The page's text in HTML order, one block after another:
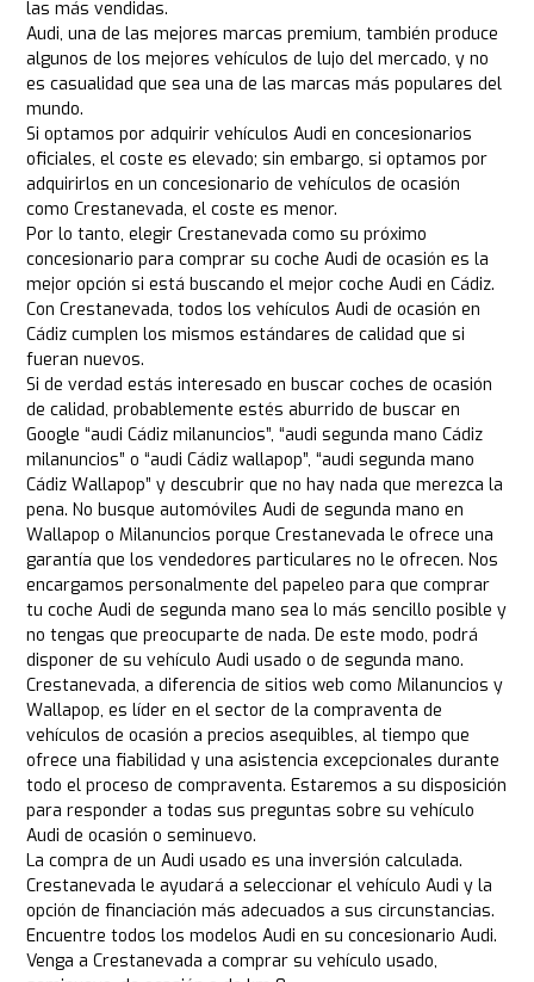
las más vendidas.
Audi, una de las mejores marcas premium, también produce
algunos de los mejores vehículos de lujo del mercado, y no
es casualidad que sea una de las marcas más populares del
mundo.
Si optamos por adquirir vehículos Audi en concesionarios
oficiales, el coste es elevado; sin embargo, si optamos por
adquirirlos en un concesionario de vehículos de ocasión
como Crestanevada, el coste es menor.
Por lo tanto, elegir Crestanevada como su próximo
concesionario para comprar su coche Audi de ocasión es la
mejor opción si está buscando el mejor coche Audi en Cádiz.
Con Crestanevada, todos los vehículos Audi de ocasión en
Cádiz cumplen los mismos estándares de calidad que si
fueran nuevos.
Si de verdad estás interesado en buscar coches de ocasión
de calidad, probablemente estés aburrido de buscar en
Google “audi Cádiz milanuncios”, “audi segunda mano Cádiz
milanuncios” o “audi Cádiz wallapop”, “audi segunda mano
Cádiz Wallapop” y descubrir que no hay nada que merezca la
pena. No busque automóviles Audi de segunda mano en
Wallapop o Milanuncios porque Crestanevada le ofrece una
garantía que los vendedores particulares no le ofrecen. Nos
encargamos personalmente del papeleo para que comprar
tu coche Audi de segunda mano sea lo más sencillo posible y
no tengas que preocuparte de nada. De este modo, podrá
disponer de su vehículo Audi usado o de segunda mano.
Crestanevada, a diferencia de sitios web como Milanuncios y
Wallapop, es líder en el sector de la compraventa de
vehículos de ocasión a precios asequibles, al tiempo que
ofrece una fiabilidad y una asistencia excepcionales durante
todo el proceso de compraventa. Estaremos a su disposición
para responder a todas sus preguntas sobre su vehículo
Audi de ocasión o seminuevo.
La compra de un Audi usado es una inversión calculada.
Crestanevada le ayudará a seleccionar el vehículo Audi y la
opción de financiación más adecuados a sus circunstancias.
Encuentre todos los modelos Audi en su concesionario Audi.
Venga a Crestanevada a comprar su vehículo usado,